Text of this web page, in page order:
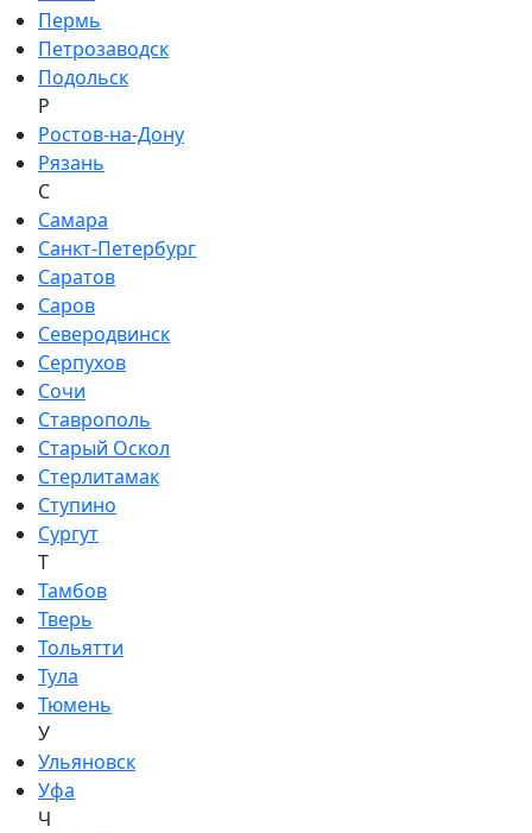
Пермь
Петрозаводск
Подольск
Р
Ростов-на-Дону
Рязань
С
Самара
Санкт-Петербург
Саратов
Саров
Северодвинск
Серпухов
Сочи
Ставрополь
Старый Оскол
Стерлитамак
Ступино
Сургут
Т
Тамбов
Тверь
Тольятти
Тула
Тюмень
У
Ульяновск
Уфа
Ч